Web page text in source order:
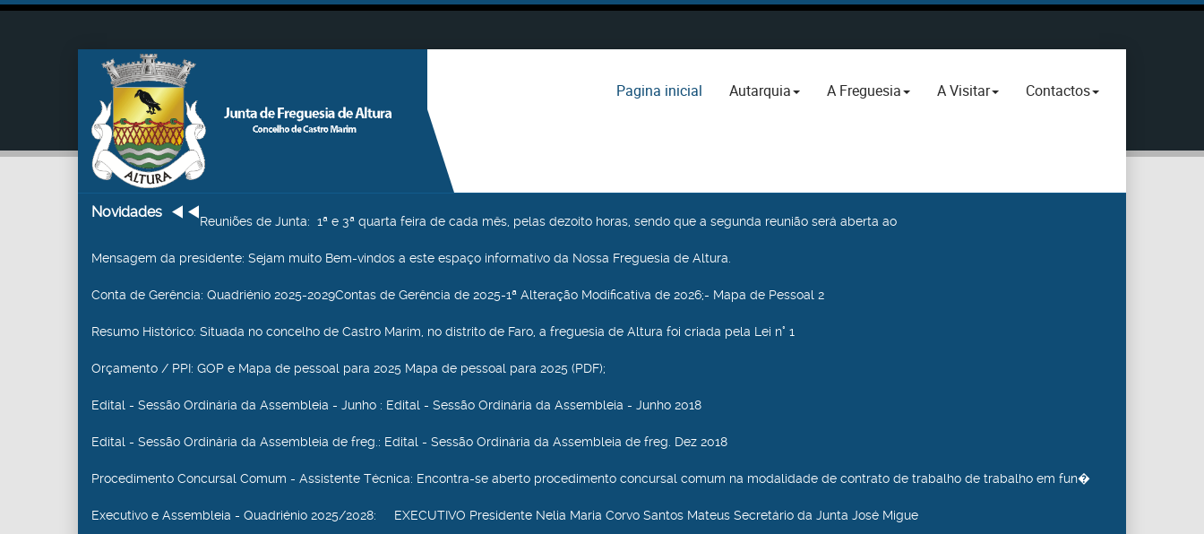
Pagina inicial Autarquia A Freguesia A Visitar Contactos
Novidades
Reuniões de Junta: 1ª e 3ª quarta feira de cada mês, pelas dezoito horas, sendo que a segunda reunião será aberta ao
Mensagem da presidente: Sejam muito Bem-vindos a este espaço informativo da Nossa Freguesia de Altura.
Conta de Gerência: Quadriénio 2025-2029Contas de Gerência de 2025-1ª Alteração Modificativa de 2026;- Mapa de Pessoal 2
Resumo Histórico: Situada no concelho de Castro Marim, no distrito de Faro, a freguesia de Altura foi criada pela Lei n° 1
Orçamento / PPI: GOP e Mapa de pessoal para 2025 Mapa de pessoal para 2025 (PDF);
Edital - Sessão Ordinária da Assembleia - Junho : Edital - Sessão Ordinária da Assembleia - Junho 2018
Edital - Sessão Ordinária da Assembleia de freg.: Edital - Sessão Ordinária da Assembleia de freg. Dez 2018
Procedimento Concursal Comum - Assistente Técnica: Encontra-se aberto procedimento concursal comum na modalidade de contrato de trabalho de trabalho em fun�
Executivo e Assembleia - Quadriénio 2025/2028: EXECUTIVO Presidente Nelia Maria Corvo Santos Mateus Secretário da Junta José Migue